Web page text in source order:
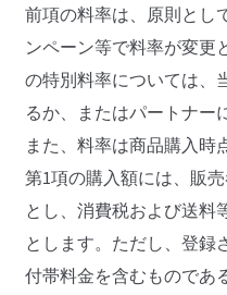
前項の料率は、原則とし
ンペーン等で料率が変更
の特別料率については、
るか、またはパートナー
また、料率は商品購入時
第1項の購入額には、販
とし、消費税および送料
とします。ただし、登録
付帯料金を含むものであ